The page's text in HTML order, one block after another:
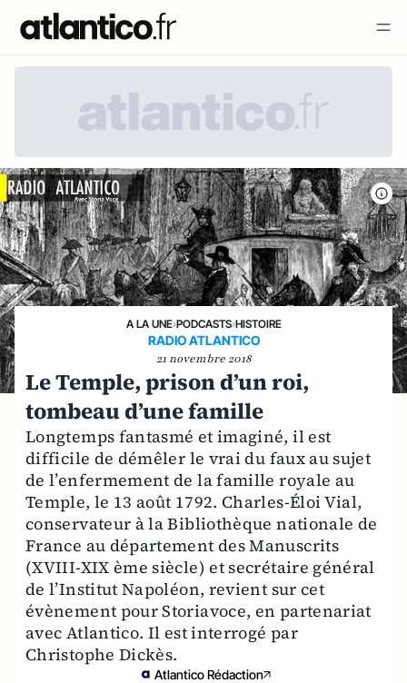
A LA UNE›PODCASTS›HISTOIRE
RADIO ATLANTICO
21 novembre 2018
Le Temple, prison d’un roi,
tombeau d’une famille
Longtemps fantasmé et imaginé, il est
difficile de démêler le vrai du faux au sujet
de l’enfermement de la famille royale au
Temple, le 13 août 1792. Charles-Éloi Vial,
conservateur à la Bibliothèque nationale de
France au département des Manuscrits
(XVIII-XIX ème siècle) et secrétaire général
de l’Institut Napoléon, revient sur cet
évènement pour Storiavoce, en partenariat
avec Atlantico. Il est interrogé par
Christophe Dickès.
Atlantico Rédaction